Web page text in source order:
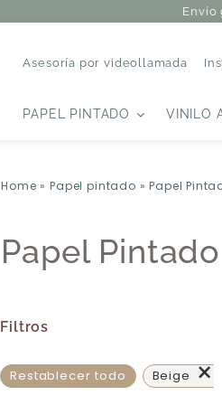
Envío
Asesoría por videollamada
PAPEL PINTADO VINILO
Home »Papel pintado »Papel
Papel
Filtros
Restablecer todo Beige ×